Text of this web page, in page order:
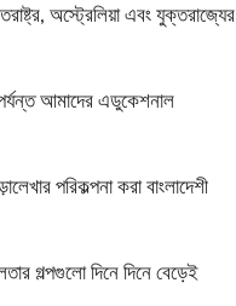
অস্ট্রেলিয়া এবং যুক্তরাজ্যের
আমাদের এডুকেশনাল
পরিকল্পনা করা বাংলাদেশী
গল্পগুলো দিনে দিনে বেড়েই